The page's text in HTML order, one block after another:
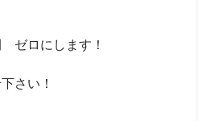
ゼロにします！
さい！